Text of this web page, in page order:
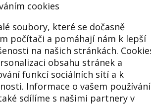
cookies
soubory, které se dočasně
počítači a pomáhají nám k lepší
na našich stránkách.
obsahu stránek a
funkcí sociálních sítí a k
Informace o vašem používání
sdílíme s našimi partnery v